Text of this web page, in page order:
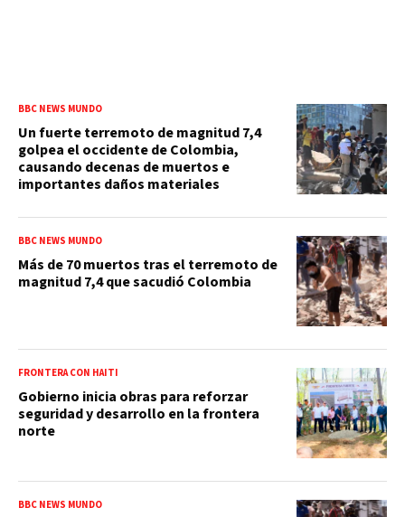
BBC NEWS MUNDO
Un fuerte terremoto de magnitud 7,4
golpea el occidente de Colombia,
causando decenas de muertos e
importantes daños materiales
BBC NEWS MUNDO
Más de 70 muertos tras el terremoto de
magnitud 7,4 que sacudió Colombia
FRONTERA CON HAITI
Gobierno inicia obras para reforzar
seguridad y desarrollo en la frontera
norte
BBC NEWS MUNDO